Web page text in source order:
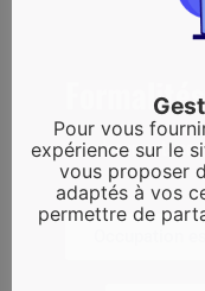
Les documents
Occupation
Pour vous
expérience sur le
vous proposer
adaptés à vos
permettre de